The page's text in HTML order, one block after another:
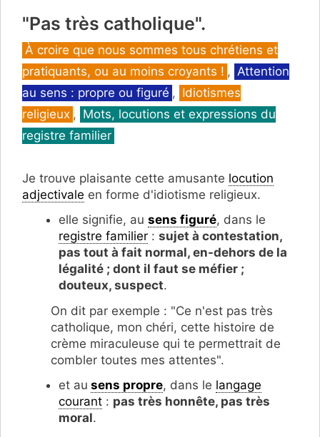
"Pas très catholique".
Catégories
À croire que nous sommes tous chrétiens et
pratiquants, ou au moins croyants ! , Attention
au sens : propre ou figuré , Idiotismes
religieux , Mots, locutions et expressions du
registre familier
Je trouve plaisante cette amusante locution
adjectivale en forme d'idiotisme religieux.
elle signifie, au sens figuré, dans le
registre familier : sujet à contestation,
pas tout à fait normal, en-dehors de la
légalité ; dont il faut se méfier ;
douteux, suspect.
On dit par exemple : "Ce n'est pas très
catholique, mon chéri, cette histoire de
crème miraculeuse qui te permettrait de
combler toutes mes attentes".
et au sens propre, dans le langage
courant : pas très honnête, pas très
moral.